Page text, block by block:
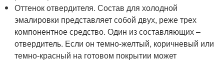
Оттенок отвердителя. Состав для холодной
эмалировки представляет собой двух, реже трех
компонентное средство. Один из составляющих –
отвердитель. Если он темно-желтый, коричневый или
темно-красный на готовом покрытии может